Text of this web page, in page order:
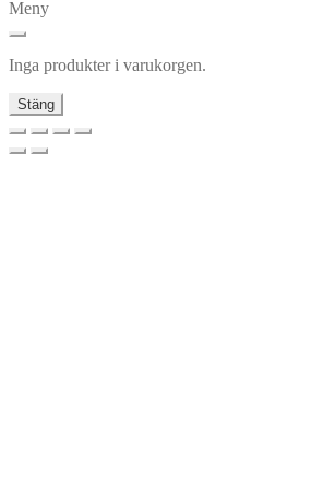
Meny
Inga produkter i varukorgen.
Stäng